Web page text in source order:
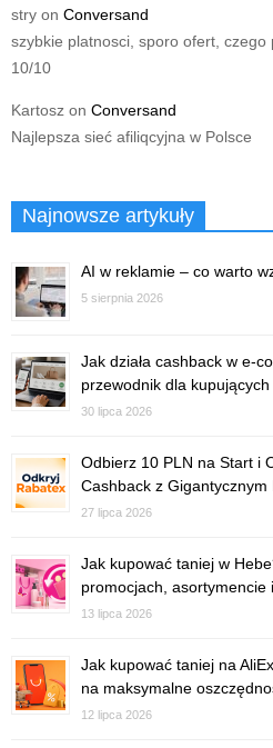
stry on Conversand
szybkie platnosci, sporo ofert, czego
10/10
Kartosz on Conversand
Najlepsza sieć afiliqcyjna w Polsce
Najnowsze artykuły
AI w reklamie – co warto
5 sierpnia 2026
Jak działa cashback w e-
przewodnik dla kupujących
30 lipca 2026
Odbierz 10 PLN na Start i
Cashback z Gigantycznym
27 lipca 2026
Jak kupować taniej w
promocjach, asortymencie
13 lipca 2026
Jak kupować taniej na
na maksymalne
12 lipca 2026